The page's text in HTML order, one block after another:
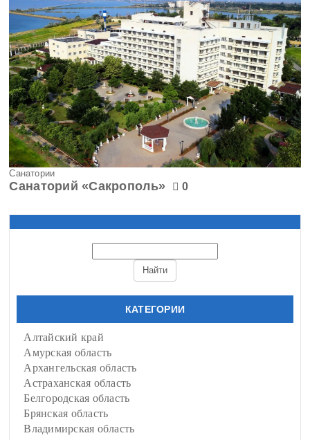
Санатории
Санаторий «Сакрополь» 0
КАТЕГОРИИ
Алтайский край
Амурская область
Архангельская область
Астраханская область
Белгородская область
Брянская область
Владимирская область